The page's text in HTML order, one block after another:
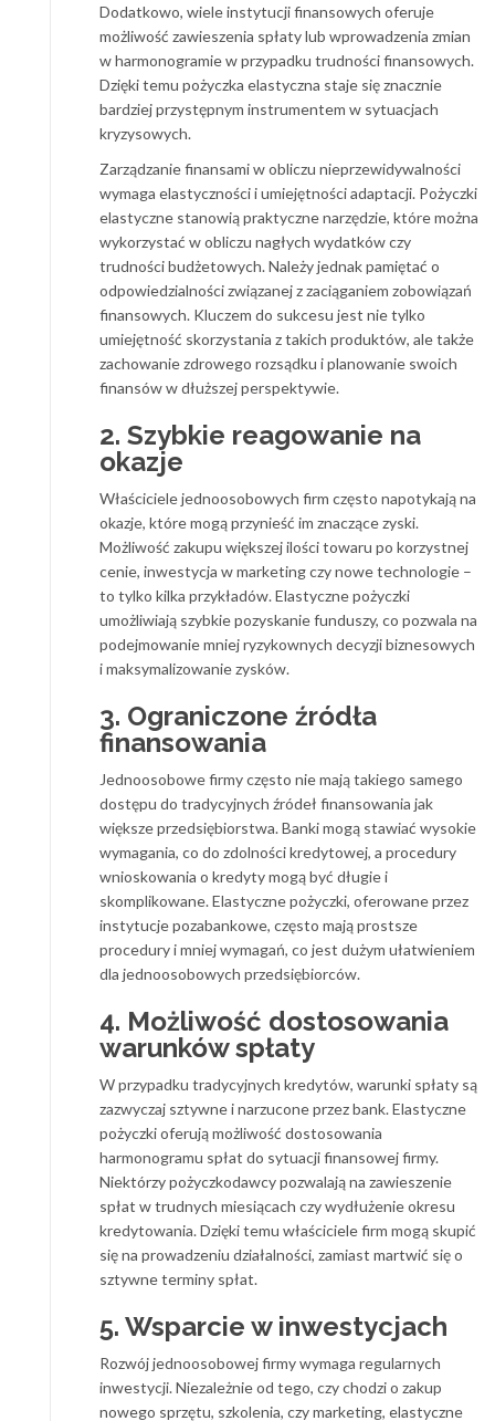
Dodatkowo, wiele instytucji finansowych oferuje
możliwość zawieszenia spłaty lub wprowadzenia zmian
w harmonogramie w przypadku trudności finansowych.
Dzięki temu pożyczka elastyczna staje się znacznie
bardziej przystępnym instrumentem w sytuacjach
kryzysowych.
Zarządzanie finansami w obliczu nieprzewidywalności
wymaga elastyczności i umiejętności adaptacji. Pożyczki
elastyczne stanowią praktyczne narzędzie, które można
wykorzystać w obliczu nagłych wydatków czy
trudności budżetowych. Należy jednak pamiętać o
odpowiedzialności związanej z zaciąganiem zobowiązań
finansowych. Kluczem do sukcesu jest nie tylko
umiejętność skorzystania z takich produktów, ale także
zachowanie zdrowego rozsądku i planowanie swoich
finansów w dłuższej perspektywie.
2. Szybkie reagowanie na
okazje
Właściciele jednoosobowych firm często napotykają na
okazje, które mogą przynieść im znaczące zyski.
Możliwość zakupu większej ilości towaru po korzystnej
cenie, inwestycja w marketing czy nowe technologie –
to tylko kilka przykładów. Elastyczne pożyczki
umożliwiają szybkie pozyskanie funduszy, co pozwala na
podejmowanie mniej ryzykownych decyzji biznesowych
i maksymalizowanie zysków.
3. Ograniczone źródła
finansowania
Jednoosobowe firmy często nie mają takiego samego
dostępu do tradycyjnych źródeł finansowania jak
większe przedsiębiorstwa. Banki mogą stawiać wysokie
wymagania, co do zdolności kredytowej, a procedury
wnioskowania o kredyty mogą być długie i
skomplikowane. Elastyczne pożyczki, oferowane przez
instytucje pozabankowe, często mają prostsze
procedury i mniej wymagań, co jest dużym ułatwieniem
dla jednoosobowych przedsiębiorców.
4. Możliwość dostosowania
warunków spłaty
W przypadku tradycyjnych kredytów, warunki spłaty są
zazwyczaj sztywne i narzucone przez bank. Elastyczne
pożyczki oferują możliwość dostosowania
harmonogramu spłat do sytuacji finansowej firmy.
Niektórzy pożyczkodawcy pozwalają na zawieszenie
spłat w trudnych miesiącach czy wydłużenie okresu
kredytowania. Dzięki temu właściciele firm mogą skupić
się na prowadzeniu działalności, zamiast martwić się o
sztywne terminy spłat.
5. Wsparcie w inwestycjach
Rozwój jednoosobowej firmy wymaga regularnych
inwestycji. Niezależnie od tego, czy chodzi o zakup
nowego sprzętu, szkolenia, czy marketing, elastyczne